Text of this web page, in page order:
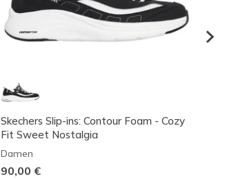
Skechers Slip-ins: Contour Foam - Cozy
Fit Sweet Nostalgia
Damen
90,00 €